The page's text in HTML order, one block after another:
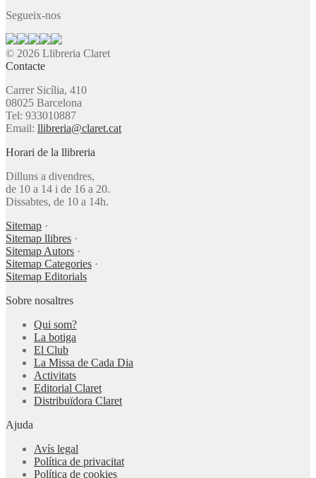
Segueix-nos
© 2026 Llibreria Claret
Contacte
Carrer Sicília, 410
08025 Barcelona
Tel: 933010887
Email: llibreria@claret.cat
Horari de la llibreria
Dilluns a divendres,
de 10 a 14 i de 16 a 20.
Dissabtes, de 10 a 14h.
Sitemap ·
Sitemap llibres ·
Sitemap Autors ·
Sitemap Categories ·
Sitemap Editorials
Sobre nosaltres
Qui som?
La botiga
El Club
La Missa de Cada Dia
Activitats
Editorial Claret
Distribuïdora Claret
Ajuda
Avís legal
Política de privacitat
Política de cookies